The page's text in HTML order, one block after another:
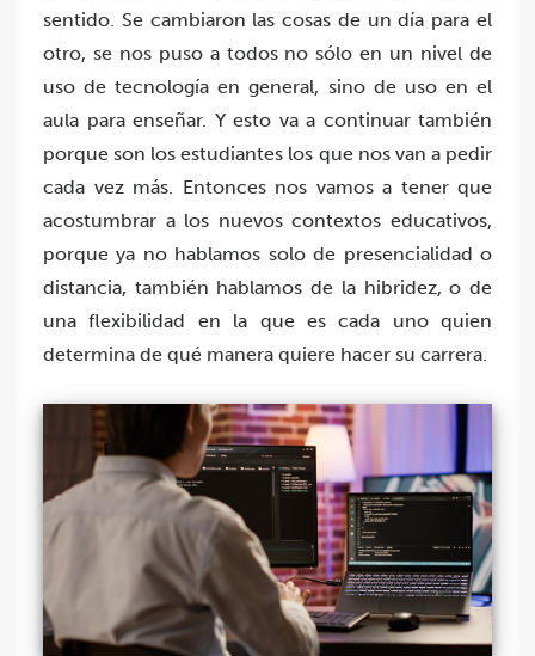
sentido. Se cambiaron las cosas de un día para el
otro, se nos puso a todos no sólo en un nivel de
uso de tecnología en general, sino de uso en el
aula para enseñar. Y esto va a continuar también
porque son los estudiantes los que nos van a pedir
cada vez más. Entonces nos vamos a tener que
acostumbrar a los nuevos contextos educativos,
porque ya no hablamos solo de presencialidad o
distancia, también hablamos de la hibridez, o de
una flexibilidad en la que es cada uno quien
determina de qué manera quiere hacer su carrera.